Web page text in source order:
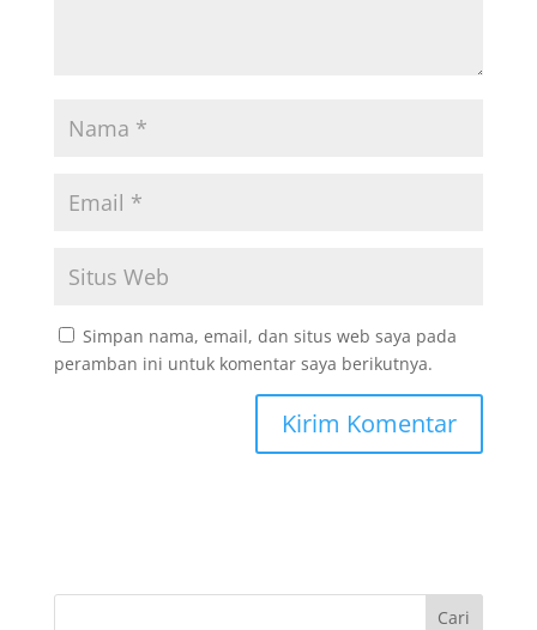
Simpan nama, email, dan situs web saya pada
peramban ini untuk komentar saya berikutnya.